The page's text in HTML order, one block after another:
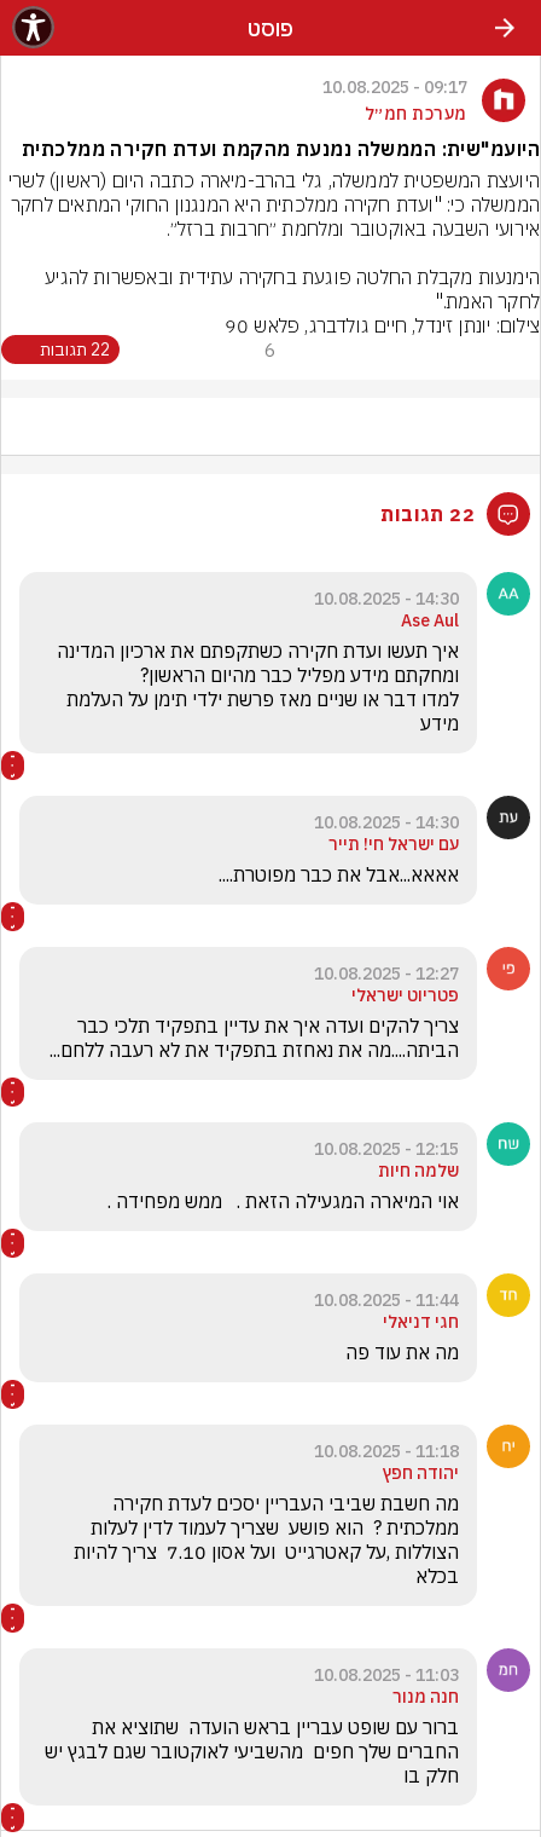
פוסט
09:17 - 10.08.2025
מערכת חמ״ל
היועמ"שית: הממשלה נמנעת מהקמת ועדת חקירה ממלכתית
הימנעות מקבלת החלטה פוגעת בחקירה עתידית ובאפשרות להגיע
לחקר האמת."
צילום: יונתן זינדל, חיים גולדברג, פלאש 90
6 22 תגובות
22 תגובות
14:30 - 10.08.2025
Ase Aul
מידע
14:30 - 10.08.2025
עם ישראל חי! תייר
אאאא...אבל את כבר מפוטרת....
12:27 - 10.08.2025
פטריוט ישראלי
הביתה....מה את נאחזת בתפקיד את לא רעבה ללחם...
12:15 - 10.08.2025
שלמה חיות
אוי המיארה המגעילה הזאת .   ממש מפחידה .
11:44 - 10.08.2025
חגי דניאלי
מה את עוד פה
11:18 - 10.08.2025
יהודה חפץ
בכלא
11:03 - 10.08.2025
חנה מנור
חלק בו